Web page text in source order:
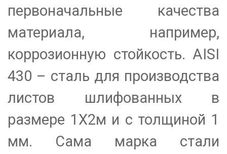
первоначальные качества
материала, например,
коррозионную стойкость. AISI
430 – сталь для производства
листов шлифованных в
размере 1Х2м и с толщиной 1
мм. Сама марка стали